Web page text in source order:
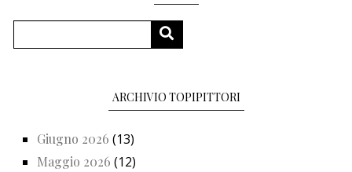
CERCA
ARCHIVIO TOPIPITTORI
Giugno 2026 (13)
Maggio 2026 (12)